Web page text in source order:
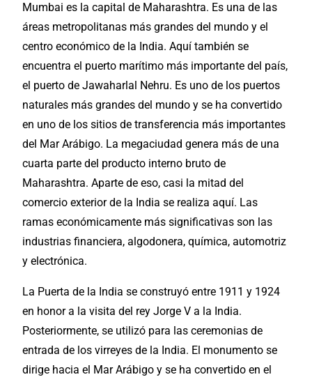
Mumbai es la capital de Maharashtra. Es una de las
áreas metropolitanas más grandes del mundo y el
centro económico de la India. Aquí también se
encuentra el puerto marítimo más importante del país,
el puerto de Jawaharlal Nehru. Es uno de los puertos
naturales más grandes del mundo y se ha convertido
en uno de los sitios de transferencia más importantes
del Mar Arábigo. La megaciudad genera más de una
cuarta parte del producto interno bruto de
Maharashtra. Aparte de eso, casi la mitad del
comercio exterior de la India se realiza aquí. Las
ramas económicamente más significativas son las
industrias financiera, algodonera, química, automotriz
y electrónica.
La Puerta de la India se construyó entre 1911 y 1924
en honor a la visita del rey Jorge V a la India.
Posteriormente, se utilizó para las ceremonias de
entrada de los virreyes de la India. El monumento se
dirige hacia el Mar Arábigo y se ha convertido en el